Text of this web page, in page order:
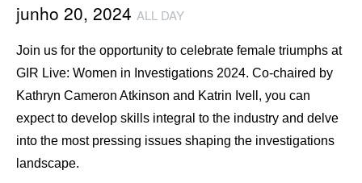
junho 20, 2024 ALL DAY
Join us for the opportunity to celebrate female triumphs at
GIR Live: Women in Investigations 2024. Co-chaired by
Kathryn Cameron Atkinson and Katrin Ivell, you can
expect to develop skills integral to the industry and delve
into the most pressing issues shaping the investigations
landscape.